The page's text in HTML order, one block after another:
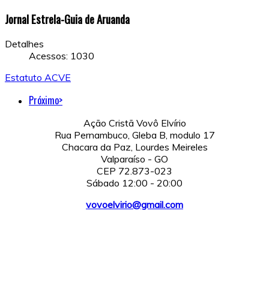
Jornal Estrela-Guia de Aruanda
Detalhes
Acessos: 1030
Estatuto ACVE
Próximo>
Ação Cristã Vovô Elvírio
Rua Pernambuco, Gleba B, modulo 17
Chacara da Paz, Lourdes Meireles
Valparaíso - GO
CEP 72.873-023
Sábado 12:00 - 20:00
vovoelvirio@gmail.com